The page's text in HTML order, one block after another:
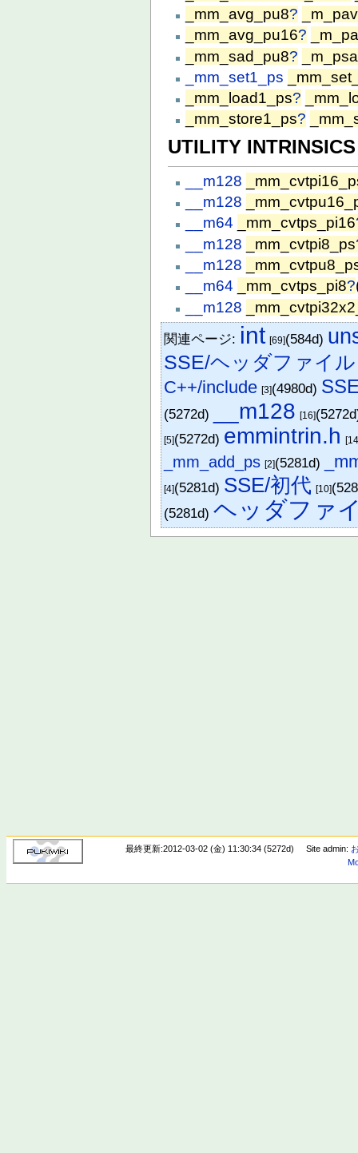
_mm_avg_pu8?
_mm_avg_pu16?
_mm_sad_pu8?
_mm_set1_ps
_mm_load1_ps?
_mm_store1_ps?
UTILITY
__m128
__m128
__m64
_mm_cvtps_pi16
__m128
_mm_cvtpi8_ps
__m128
__m64
_mm_cvtps_pi8?
__m128
関連ページ: int [69](584d)
SSE/ヘッダファイル
C++/include [3](4980d)
(5272d) __m128 [16]
[5](5272d) emmintrin.h
_mm_add_ps [2](5281d)
[4](5281d) SSE/初代 [10]
(5281d)ヘッダファ
最終更新:2012-03-02 (金) 11:30:34 (5272d) Site admin: